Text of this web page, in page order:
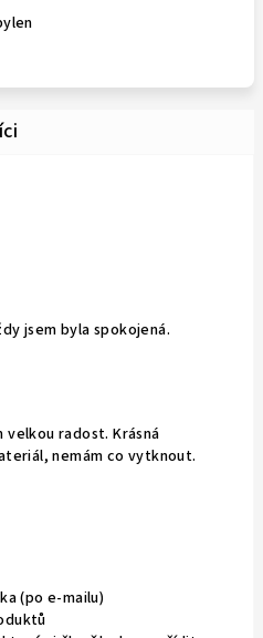
je 5 z 5 hvězdiček.
jsem byla spokojená.
je 5 z 5 hvězdiček.
velkou radost. Krásná
nemám co vytknout.
je 5 z 5 hvězdiček.
(po e-mailu)